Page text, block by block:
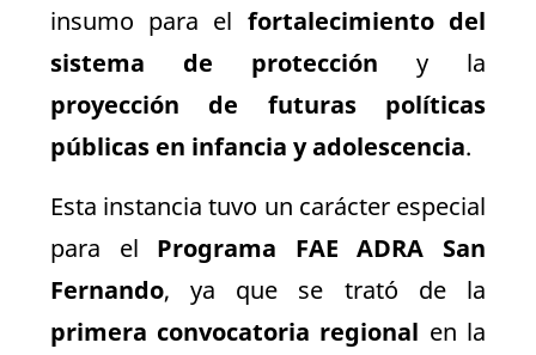
insumo para el fortalecimiento del
sistema de protección y la
proyección de futuras políticas
públicas en infancia y adolescencia.
Esta instancia tuvo un carácter especial
para el Programa FAE ADRA San
Fernando, ya que se trató de la
primera convocatoria regional en la